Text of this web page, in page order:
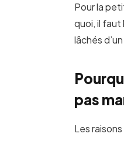
Pour la
quoi, il faut
lâchés
pas
Les